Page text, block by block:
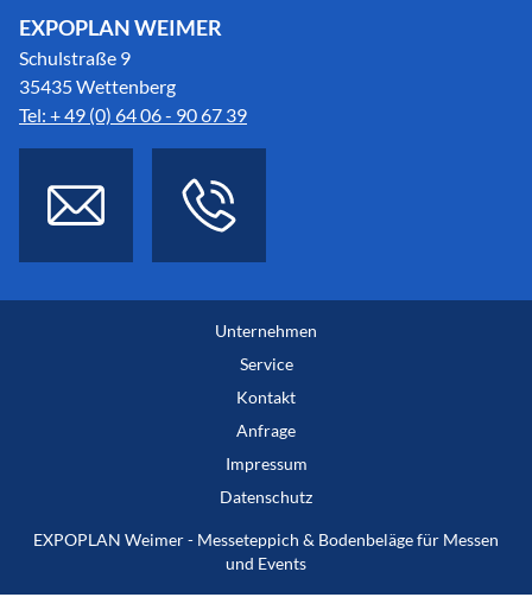
EXPOPLAN WEIMER
Schulstraße 9
35435 Wettenberg
Tel: + 49 (0) 64 06 - 90 67 39
Unternehmen
Service
Kontakt
Anfrage
Impressum
Datenschutz
EXPOPLAN Weimer - Messeteppich & Bodenbeläge für Messen
und Events